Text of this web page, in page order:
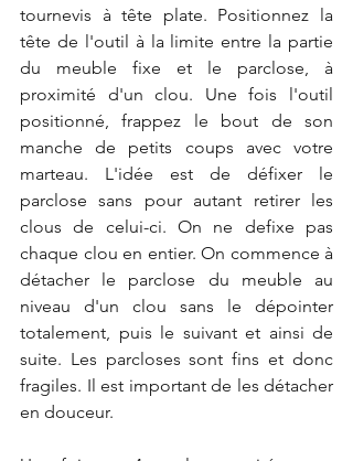
tournevis à tête plate. Positionnez la
tête de l'outil à la limite entre la partie
du meuble fixe et le parclose, à
proximité d'un clou. Une fois l'outil
positionné, frappez le bout de son
manche de petits coups avec votre
marteau. L'idée est de défixer le
parclose sans pour autant retirer les
clous de celui-ci. On ne defixe pas
chaque clou en entier. On commence à
détacher le parclose du meuble au
niveau d'un clou sans le dépointer
totalement, puis le suivant et ainsi de
suite. Les parcloses sont fins et donc
fragiles. Il est important de les détacher
en douceur.